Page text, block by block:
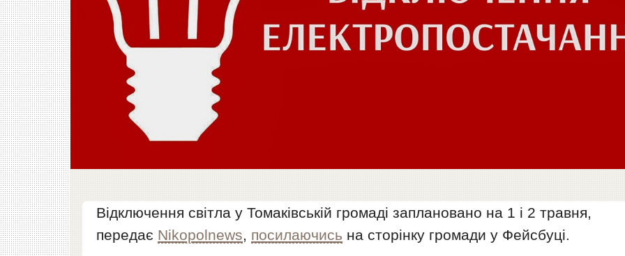
Відключення світла у Томаківській громаді заплановано на 1 і 2 травня,
передає Nikopolnews, посилаючись на сторінку громади у Фейсбуці.